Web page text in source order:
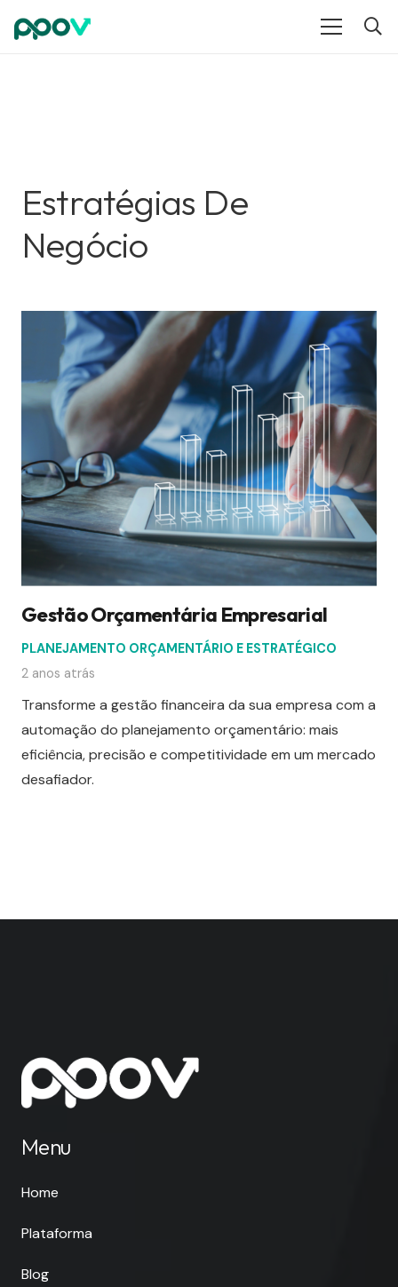
Estratégias De
Negócio
Gestão Orçamentária Empresarial
PLANEJAMENTO ORÇAMENTÁRIO E ESTRATÉGICO
2 anos atrás
Transforme a gestão financeira da sua empresa com a
automação do planejamento orçamentário: mais
eficiência, precisão e competitividade em um mercado
desafiador.
Menu
Home
Plataforma
Blog